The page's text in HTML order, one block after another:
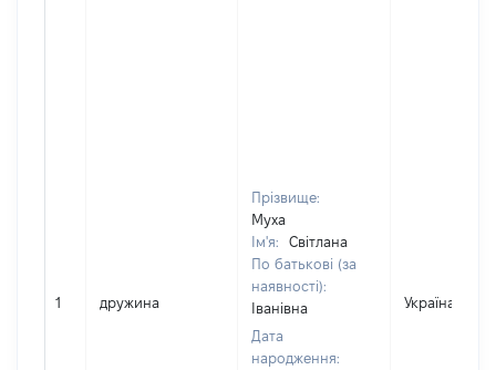
1 дружина
Прізвище:
Муха
Ім'я:
Світлана
По батькові (за
наявності):
Іванівна
Дата
народження:
Україна